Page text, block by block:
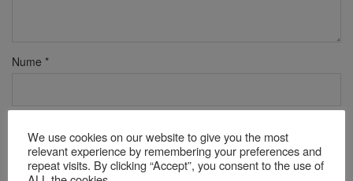
Nume *
We use cookies on our website to give you the most
relevant experience by remembering your preferences and
repeat visits. By clicking “Accept”, you consent to the use of